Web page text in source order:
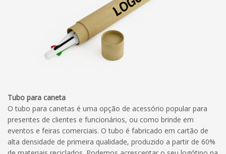
Tubo para caneta
O tubo para canetas é uma opção de acessório popular para
presentes de clientes e funcionários, ou como brinde em
eventos e feiras comerciais. O tubo é fabricado em cartão de
alta densidade de primeira qualidade, produzido a partir de 60%